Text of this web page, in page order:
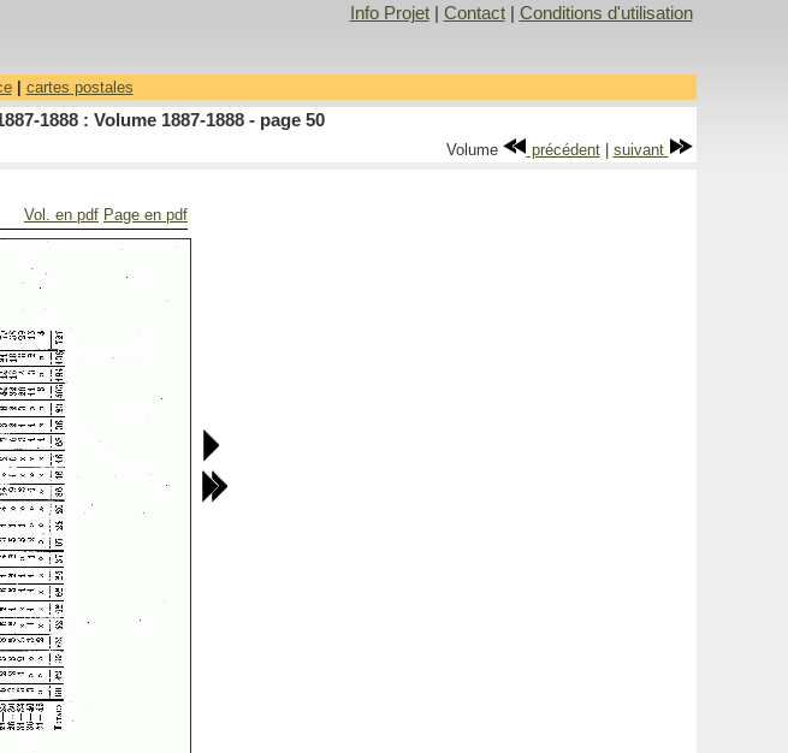
Info Projet| Contact| Conditions d'utilisation
| cartes postales
1888 : Volume 1887-1888 - page 50
Volume précédent| suivant
Vol. en pdf Page en pdf